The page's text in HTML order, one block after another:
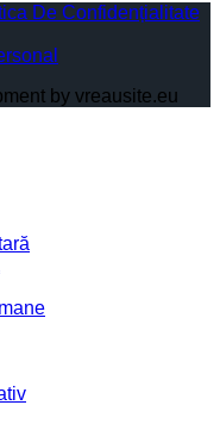
De Confidențialitate
by vreausite.eu